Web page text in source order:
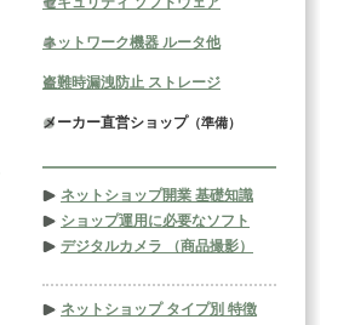
ネットワーク機器 ルータ他
盗難時漏洩防止 ストレージ
メーカー直営ショップ（準備）
ネットショップ開業 基礎知識
ショップ運用に必要なソフト
デジタルカメラ （商品撮影）
ネットショップ タイプ別 特徴